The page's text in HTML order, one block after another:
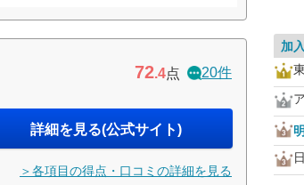
72.4点 20件
詳細を見る(公式サイト)
＞各項目の得点・口コミの詳細を見る
加